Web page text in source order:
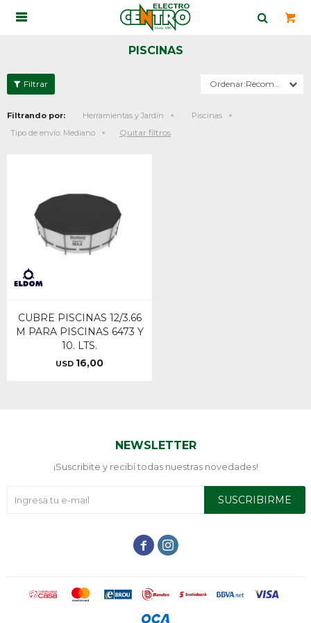

PISCINAS
Recomendados
Filtrando por: Herramientas y Jardín
Piscinas
Tipo de envío: Mediano Quitar filtros
CUBRE PISCINAS 12/3.66
M PARA PISCINAS 6473 Y
10. LTS.
USD 16,00
NEWSLETTER
¡Suscribite y recibí todas nuestras novedades!
SUSCRIBIRME
 